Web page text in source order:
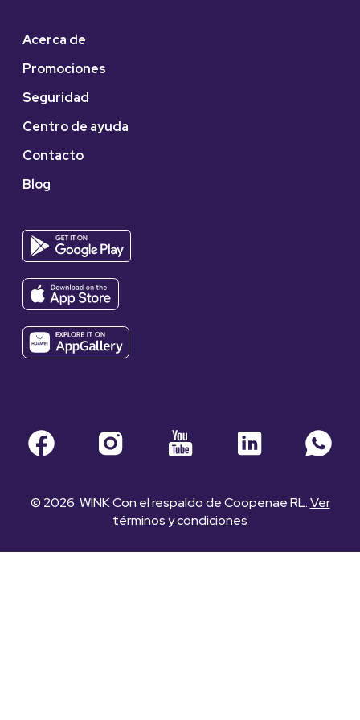
Acerca de
Promociones
Seguridad
Centro de ayuda
Contacto
Blog
© 2026 WINK Con el respaldo de Coopenae RL.Ver
términos y condiciones